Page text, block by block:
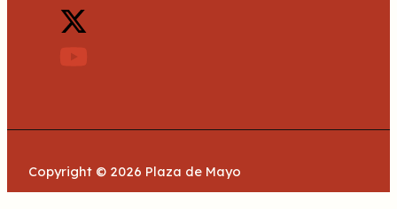
Copyright © 2026 Plaza de Mayo